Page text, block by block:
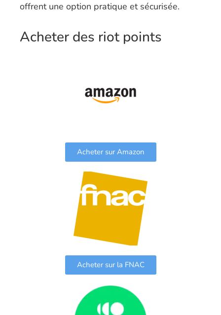
offrent une option pratique et sécurisée.
Acheter des riot points
Acheter sur Amazon
Acheter sur la FNAC